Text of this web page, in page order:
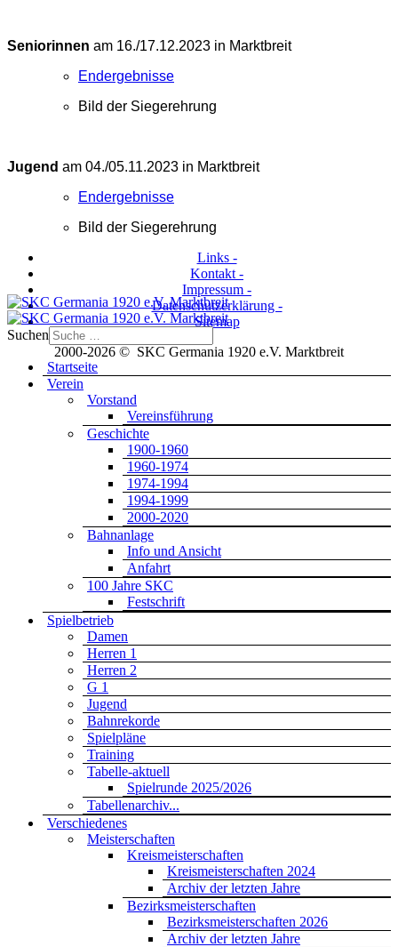
Seniorinnen am 16./17.12.2023 in Marktbreit
Endergebnisse
Bild der Siegerehrung
Jugend am 04./05.11.2023 in Marktbreit
Endergebnisse
Bild der Siegerehrung
Links -
Kontakt -
Impressum -
Datenschutzerklärung -
Sitemap
2000-2026 © SKC Germania 1920 e.V. Marktbreit
Suchen
Startseite
Verein
Vorstand
Vereinsführung
Geschichte
1900-1960
1960-1974
1974-1994
1994-1999
2000-2020
Bahnanlage
Info und Ansicht
Anfahrt
100 Jahre SKC
Festschrift
Spielbetrieb
Damen
Herren 1
Herren 2
G 1
Jugend
Bahnrekorde
Spielpläne
Training
Tabelle-aktuell
Spielrunde 2025/2026
Tabellenarchiv...
Verschiedenes
Meisterschaften
Kreismeisterschaften
Kreismeisterschaften 2024
Archiv der letzten Jahre
Bezirksmeisterschaften
Bezirksmeisterschaften 2026
Archiv der letzten Jahre